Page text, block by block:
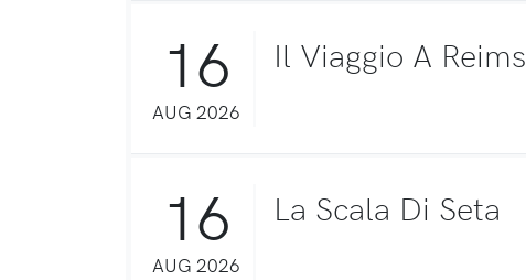
16
AUG 2026
Il Viaggio A Reims
16
AUG 2026
La Scala Di Seta